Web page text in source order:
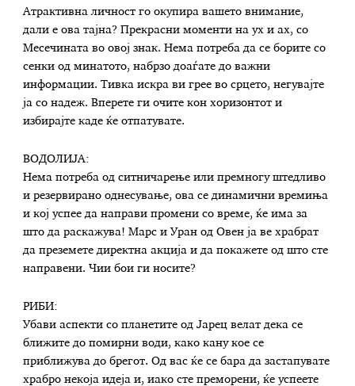
Атрактивна личност го окупира вашето внимание,
дали е ова тајна? Прекрасни моменти на ух и ах, со
Месечината во овој знак. Нема потреба да се борите со
сенки од минатото, набрзо доаѓате до важни
информации. Тивка искра ви грее во срцето, негувајте
ја со надеж. Вперете ги очите кон хоризонтот и
избирајте каде ќе отпатувате.
ВОДОЛИЈА:
Нема потреба од ситничарење или премногу штедливо
и резервирано однесување, ова се динамични времиња
и кој успее да направи промени со време, ќе има за
што да раскажува! Марс и Уран од Овен ја ве храбрат
да преземете директна акција и да покажете од што сте
направени. Чии бои ги носите?
РИБИ:
Убави аспекти со планетите од Јарец велат дека се
ближите до помирни води, како кану кое се
приближува до брегот. Од вас ќе се бара да застапувате
храбро некоја идеја и, иако сте преморени, ќе успеете